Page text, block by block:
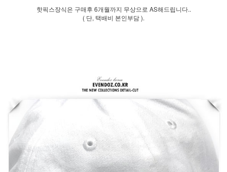
홈으로가기
이전페이지
관련상품..
전체상품후기
신상품보기
핫픽스장식은 구매후 6개월까지 무상으로 AS해드립니다..
( 단, 택배비 본인부담 ).